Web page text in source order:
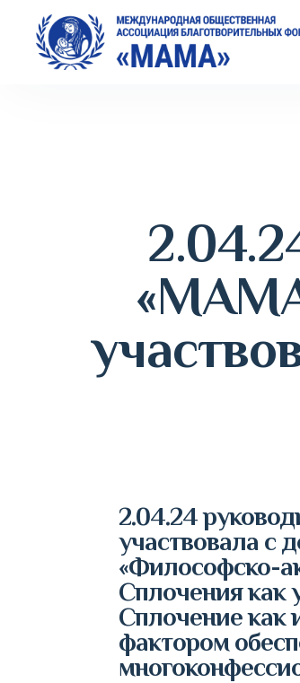
2.04.24
участвовала с
«Философско-
Сплочения как
Сплочение как
фактором